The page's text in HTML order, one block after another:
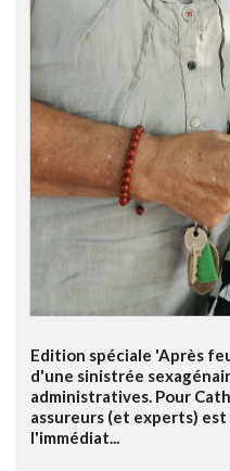
Edition spéciale 'Après
d'une sinistrée
administratives. Pour
assureurs (et experts)
l'immédiat...